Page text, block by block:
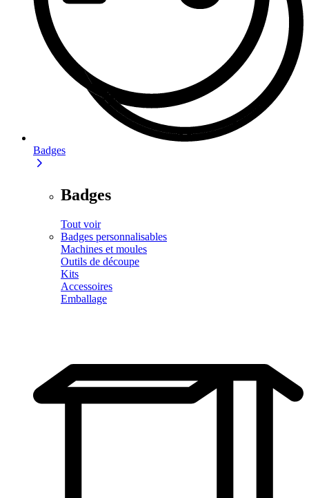
Badges
Badges
Tout voir
Badges personnalisables
Machines et moules
Outils de découpe
Kits
Accessoires
Emballage